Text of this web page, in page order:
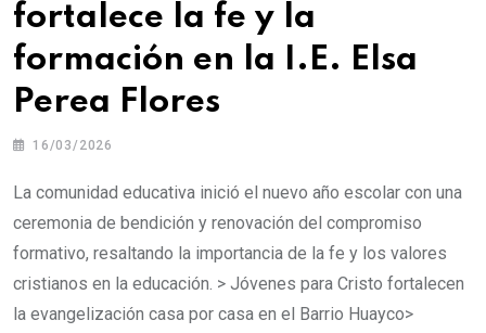
fortalece la fe y la
formación en la I.E. Elsa
Perea Flores
16/03/2026
La comunidad educativa inició el nuevo año escolar con una
ceremonia de bendición y renovación del compromiso
formativo, resaltando la importancia de la fe y los valores
cristianos en la educación. > Jóvenes para Cristo fortalecen
la evangelización casa por casa en el Barrio Huayco>